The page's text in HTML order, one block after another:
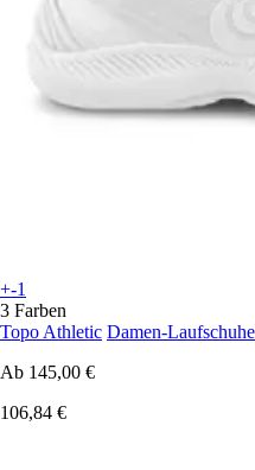
+-1
3 Farben
Topo Athletic Damen-
Ab 145,00 €
106,84 €